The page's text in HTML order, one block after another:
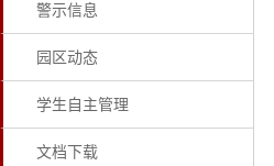
警示信息
园区动态
学生自主管理
文档下载